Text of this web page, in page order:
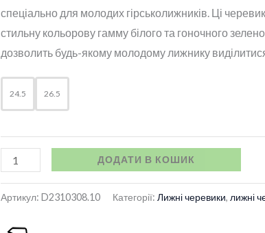
спеціально для молодих гірськолижників. Ці
стильну кольорову гамму білого та гоночного
дозволить будь-якому молодому лижнику
24.5 26.5
ДОДАТИ В КОШИК
Артикул: D2310308.10 Категорії: Лижні черевики, лижні